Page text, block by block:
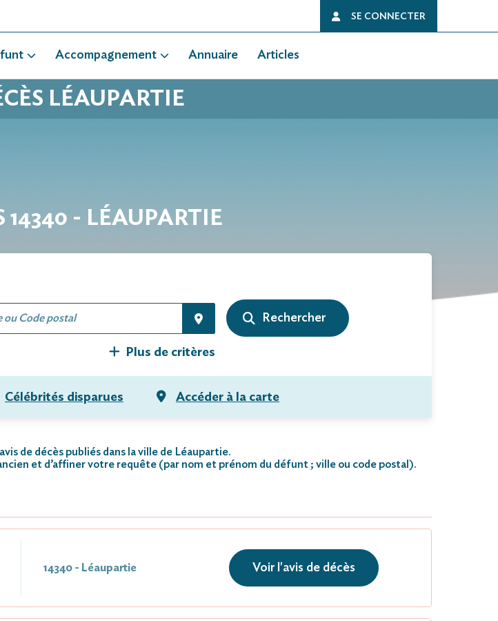
SE CONNECTER
Accompagnement Annuaire Articles
LÉAUPARTIE
14340 - LÉAUPARTIE
Plus de critères
Célébrités disparues Accéder à la carte
de décès publiés dans la ville de Léaupartie.
et d’affiner votre requête (par nom et prénom du défunt ; ville ou code postal).
14340 - Léaupartie Voir l'avis de décès